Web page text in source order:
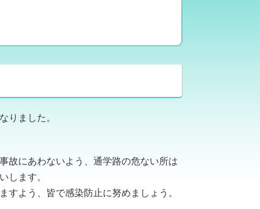
りました。
故にあわないよう、通学路の危ない所は
します。
よう、皆で感染防止に努めましょう。